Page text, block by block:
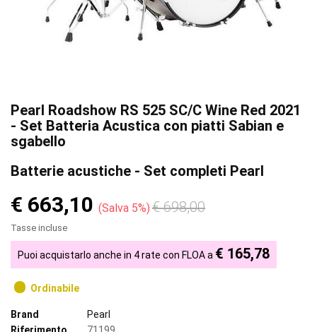
Pearl Roadshow RS 525 SC/C Wine Red 2021
- Set Batteria Acustica con piatti Sabian e
sgabello
Batterie acustiche - Set completi Pearl
€ 663,10 Salva 5% € 698,00
Tasse incluse
Puoi acquistarlo anche in 4 rate con FLOA a € 165,78
Ordinabile
Brand
Pearl